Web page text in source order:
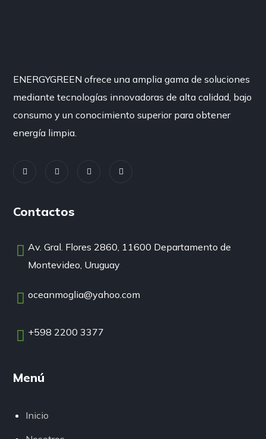
ENERGYGREEN ofrece una amplia gama de soluciones
mediante tecnologías innovadoras de alta calidad, bajo
consumo y un conocimiento superior para obtener
energía limpia.
Contactos
Av. Gral. Flores 2860, 11600 Departamento de
Montevideo, Uruguay
oceanmoglia@yahoo.com
+598 2200 3377
Menú
Inicio